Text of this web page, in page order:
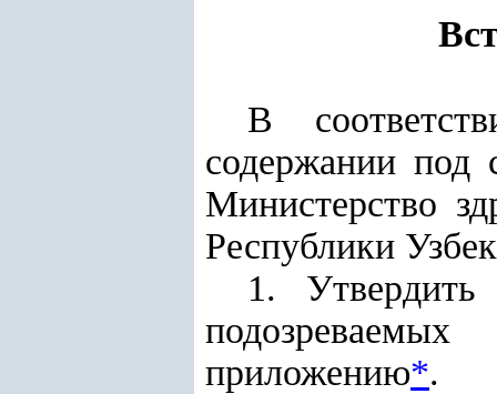
В
содержании под
Министерство
Республики
1. Утвердить
приложению*.